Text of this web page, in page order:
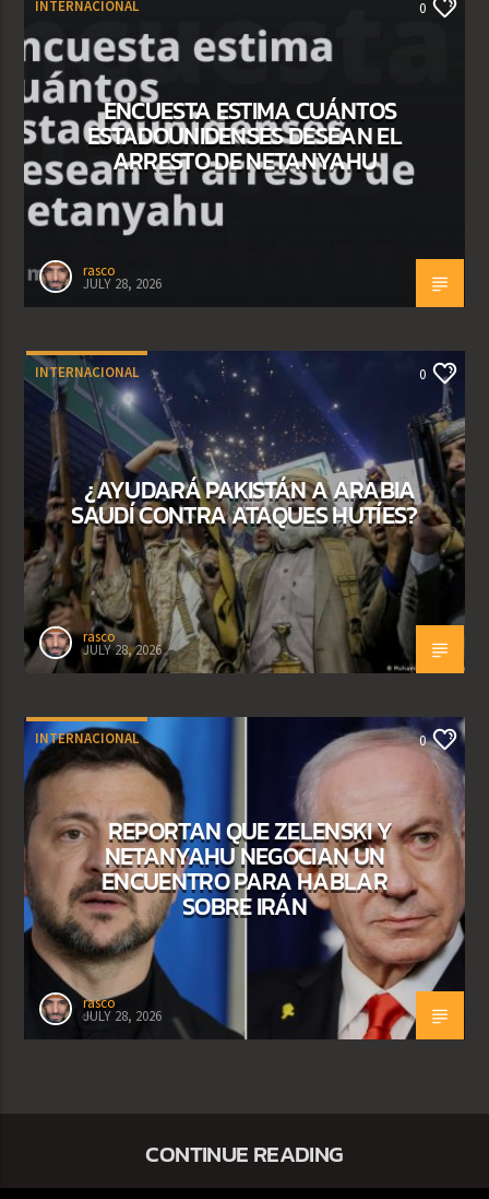
INTERNACIONAL 0
ENCUESTA ESTIMA CUÁNTOS
ESTADOUNIDENSES DESEAN EL
ARRESTO DE NETANYAHU
rasco
JULY 28, 2026
INTERNACIONAL 0
¿AYUDARÁ PAKISTÁN A ARABIA
SAUDÍ CONTRA ATAQUES HUTÍES?
rasco
JULY 28, 2026
INTERNACIONAL 0
REPORTAN QUE ZELENSKI Y
NETANYAHU NEGOCIAN UN
ENCUENTRO PARA HABLAR
SOBRE IRÁN
rasco
JULY 28, 2026
CONTINUE READING